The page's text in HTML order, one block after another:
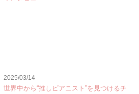
2025/03/14
世界中から“推しピアニスト”を見つけるチ